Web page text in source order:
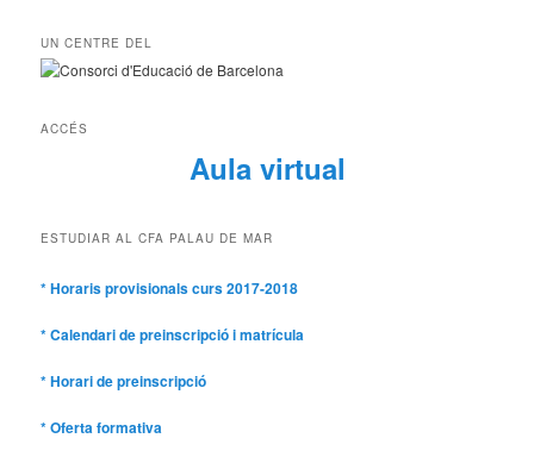
UN CENTRE DEL
ACCÉS
Aula virtual
ESTUDIAR AL CFA PALAU DE MAR
* Horaris provisionals curs 2017-2018
* Calendari de preinscripció i matrícula
* Horari de preinscripció
* Oferta formativa